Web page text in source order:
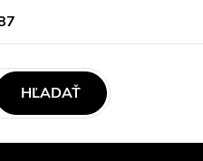
HĽADAŤ